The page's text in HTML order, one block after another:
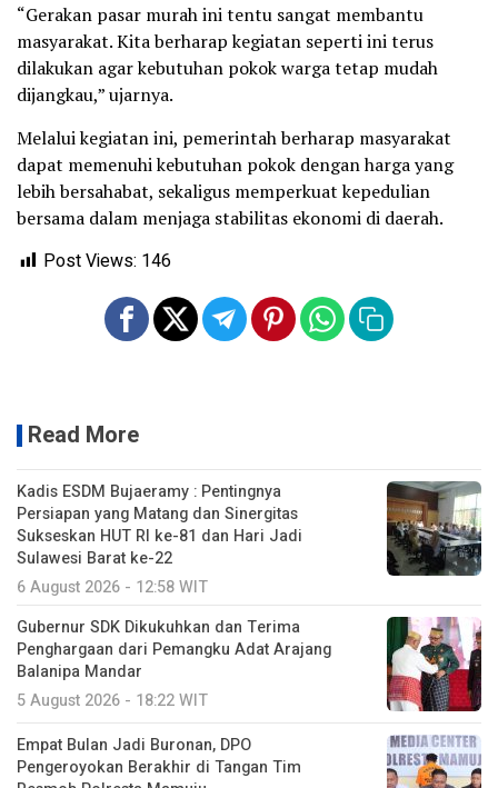
“Gerakan pasar murah ini tentu sangat membantu
masyarakat. Kita berharap kegiatan seperti ini terus
dilakukan agar kebutuhan pokok warga tetap mudah
dijangkau,” ujarnya.
Melalui kegiatan ini, pemerintah berharap masyarakat
dapat memenuhi kebutuhan pokok dengan harga yang
lebih bersahabat, sekaligus memperkuat kepedulian
bersama dalam menjaga stabilitas ekonomi di daerah.
Post Views: 146
Read More
Kadis ESDM Bujaeramy : Pentingnya
Persiapan yang Matang dan Sinergitas
Sukseskan HUT RI ke-81 dan Hari Jadi
Sulawesi Barat ke-22
6 August 2026 - 12:58 WIT
Gubernur SDK Dikukuhkan dan Terima
Penghargaan dari Pemangku Adat Arajang
Balanipa Mandar
5 August 2026 - 18:22 WIT
Empat Bulan Jadi Buronan, DPO
Pengeroyokan Berakhir di Tangan Tim